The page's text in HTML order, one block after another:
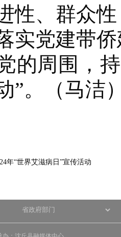
性、群众
实党建带
的周围，
”。（马洁
年“世界艾滋病日”宣传活动